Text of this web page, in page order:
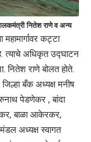
नितेश राणे व अन्य
महामार्गावर कट्टा
त्याचे अधिकृत उद्घाटन
नितेश राणे बोलत होते.
जिल्हा बँक अध्यक्ष मनीष
पेडणेकर , बांदा
बाळा आकेरकर,
मंडल अध्यक्ष स्वागत